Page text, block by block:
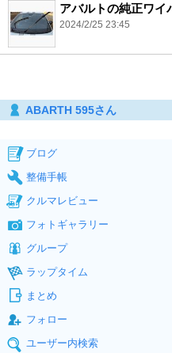
アバルトの純正ワイ
2024/2/25 23:45
ABARTH 595さん
ブログ
整備手帳
クルマレビュー
フォトギャラリー
グループ
ラップタイム
まとめ
フォロー
ユーザー内検索